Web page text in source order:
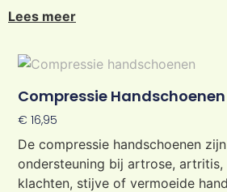
Lees meer
Compressie Handschoenen
€ 16,95
De compressie handschoenen
ondersteuning bij artrose, artritis,
klachten, stijve of vermoeide